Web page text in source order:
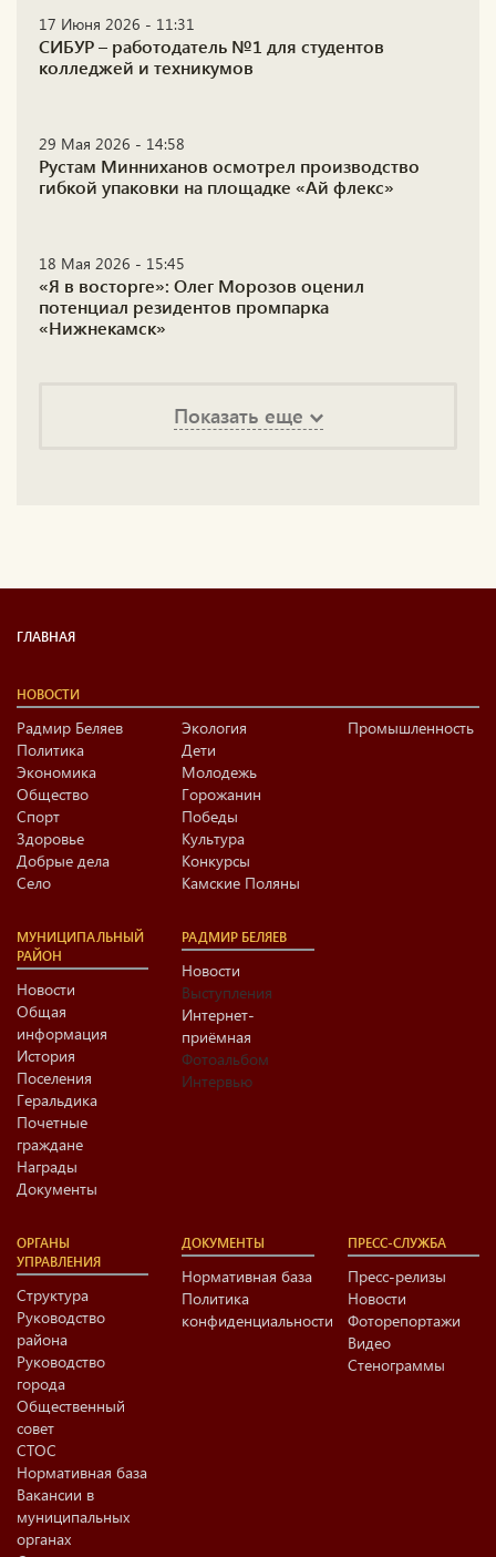
17 Июня 2026 - 11:31
СИБУР – работодатель №1 для студентов
колледжей и техникумов
29 Мая 2026 - 14:58
Рустам Минниханов осмотрел производство
гибкой упаковки на площадке «Ай флекс»
18 Мая 2026 - 15:45
«Я в восторге»: Олег Морозов оценил
потенциал резидентов промпарка
«Нижнекамск»
Показать еще
ГЛАВНАЯ
НОВОСТИ
Радмир Беляев
Политика
Экономика
Общество
Спорт
Здоровье
Добрые дела
Село
Экология
Дети
Молодежь
Горожанин
Победы
Культура
Конкурсы
Камские Поляны
Промышленность
МУНИЦИПАЛЬНЫЙ
РАЙОН
Новости
Общая
информация
История
Поселения
Геральдика
Почетные
граждане
Награды
Документы
РАДМИР БЕЛЯЕВ
Новости
Выступления
Интернет-
приёмная
Фотоальбом
Интервью
ОРГАНЫ
УПРАВЛЕНИЯ
Структура
Руководство
района
Руководство
города
Общественный
совет
СТОС
Нормативная база
Вакансии в
муниципальных
органах
ДОКУМЕНТЫ
Нормативная база
Политика
конфиденциальности
ПРЕСС-СЛУЖБА
Пресс-релизы
Новости
Фоторепортажи
Видео
Стенограммы